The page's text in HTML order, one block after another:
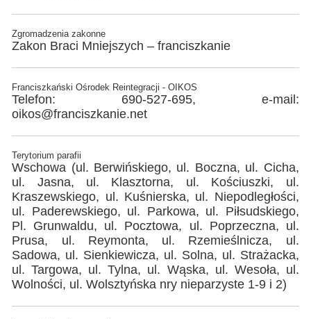
Zgromadzenia zakonne
Zakon Braci Mniejszych – franciszkanie
Franciszkański Ośrodek Reintegracji - OIKOS
Telefon: 690-527-695, e-mail:
oikos@franciszkanie.net
Terytorium parafii
Wschowa (ul. Berwińskiego, ul. Boczna, ul. Cicha,
ul. Jasna, ul. Klasztorna, ul. Kościuszki, ul.
Kraszewskiego, ul. Kuśnierska, ul. Niepodległości,
ul. Paderewskiego, ul. Parkowa, ul. Piłsudskiego,
Pl. Grunwaldu, ul. Pocztowa, ul. Poprzeczna, ul.
Prusa, ul. Reymonta, ul. Rzemieślnicza, ul.
Sadowa, ul. Sienkiewicza, ul. Solna, ul. Strażacka,
ul. Targowa, ul. Tylna, ul. Wąska, ul. Wesoła, ul.
Wolności, ul. Wolsztyńska nry nieparzyste 1-9 i 2)